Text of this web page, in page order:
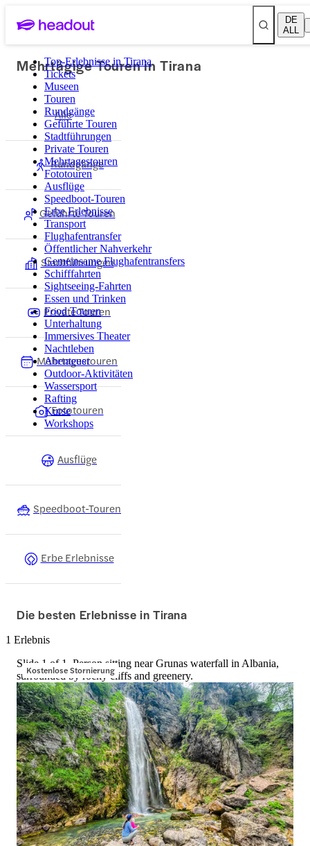
DE
ALL
Top-Erlebnisse in Tirana
Tickets
Museen
Touren
Rundgänge
Geführte Touren
Stadtführungen
Private Touren
Mehrtagestouren
Fototouren
Ausflüge
Speedboot-Touren
Erbe Erlebnisse
Transport
Flughafentransfer
Öffentlicher Nahverkehr
Gemeinsame Flughafentransfers
Schifffahrten
Sightseeing-Fahrten
Essen und Trinken
Food Touren
Unterhaltung
Immersives Theater
Nachtleben
Abenteuer
Outdoor-Aktivitäten
Wassersport
Rafting
Kurse
Workshops
Mehrtägige Touren in Tirana
Alle
Rundgänge
Geführte Touren
Stadtführungen
Private Touren
Mehrtagestouren
Fototouren
Ausflüge
Speedboot-Touren
Erbe Erlebnisse
Die besten Erlebnisse in Tirana
1 Erlebnis
Kostenlose Stornierung
Slide 1 of 1, Person sitting near Grunas waterfall in Albania,
surrounded by rocky cliffs and greenery.